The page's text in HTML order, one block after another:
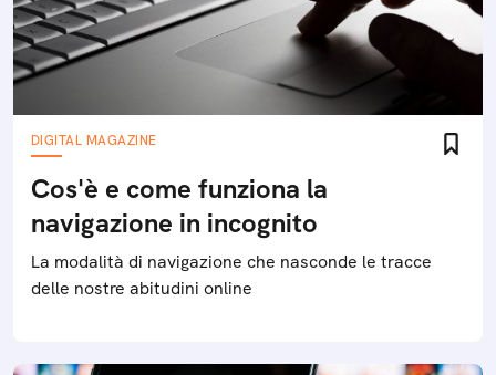
DIGITAL MAGAZINE
Cos'è e come funziona la
navigazione in incognito
La modalità di navigazione che nasconde le tracce
delle nostre abitudini online